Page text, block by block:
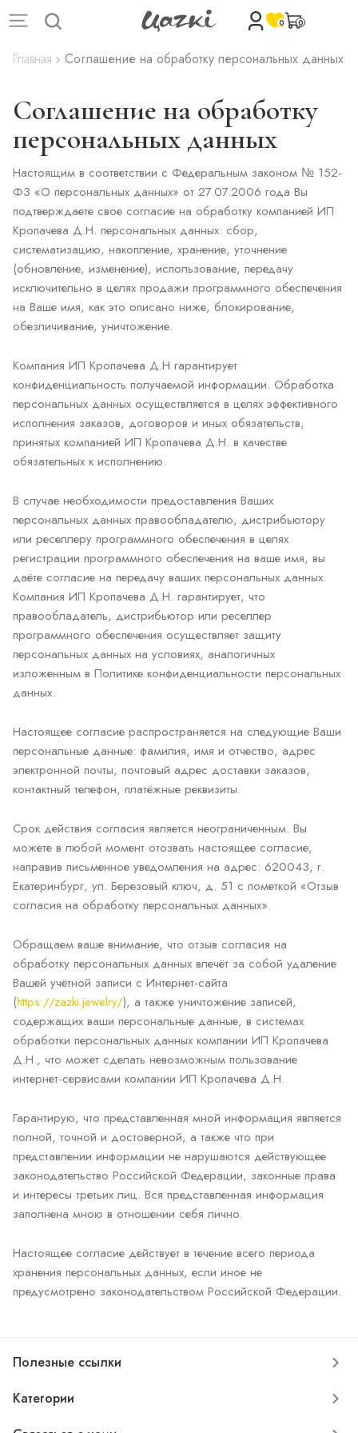
0 0
Главная Соглашение на обработку персональных данных
Соглашение на обработку
персональных данных
Настоящим в соответствии с Федеральным законом № 152-
ФЗ «О персональных данных» от 27.07.2006 года Вы
подтверждаете свое согласие на обработку компанией ИП
Кропачева Д.Н. персональных данных: сбор,
систематизацию, накопление, хранение, уточнение
(обновление, изменение), использование, передачу
исключительно в целях продажи программного обеспечения
на Ваше имя, как это описано ниже, блокирование,
обезличивание, уничтожение.
Компания ИП Кропачева Д.Н гарантирует
конфиденциальность получаемой информации. Обработка
персональных данных осуществляется в целях эффективного
исполнения заказов, договоров и иных обязательств,
принятых компанией ИП Кропачева Д.Н. в качестве
обязательных к исполнению.
В случае необходимости предоставления Ваших
персональных данных правообладателю, дистрибьютору
или реселлеру программного обеспечения в целях
регистрации программного обеспечения на ваше имя, вы
даёте согласие на передачу ваших персональных данных.
Компания ИП Кропачева Д.Н. гарантирует, что
правообладатель, дистрибьютор или реселлер
программного обеспечения осуществляет защиту
персональных данных на условиях, аналогичных
изложенным в Политике конфиденциальности персональных
данных.
Настоящее согласие распространяется на следующие Ваши
персональные данные: фамилия, имя и отчество, адрес
электронной почты, почтовый адрес доставки заказов,
контактный телефон, платёжные реквизиты.
Срок действия согласия является неограниченным. Вы
можете в любой момент отозвать настоящее согласие,
направив письменное уведомления на адрес: 620043, г.
Екатеринбург, ул. Березовый ключ, д. 51 с пометкой «Отзыв
согласия на обработку персональных данных».
Обращаем ваше внимание, что отзыв согласия на
обработку персональных данных влечёт за собой удаление
Вашей учётной записи с Интернет-сайта
(https://zazki.jewelry/), а также уничтожение записей,
содержащих ваши персональные данные, в системах
обработки персональных данных компании ИП Кропачева
Д.Н., что может сделать невозможным пользование
интернет-сервисами компании ИП Кропачева Д.Н.
Гарантирую, что представленная мной информация является
полной, точной и достоверной, а также что при
представлении информации не нарушаются действующее
законодательство Российской Федерации, законные права
и интересы третьих лиц. Вся представленная информация
заполнена мною в отношении себя лично.
Настоящее согласие действует в течение всего периода
хранения персональных данных, если иное не
предусмотрено законодательством Российской Федерации.
Полезные ссылки
Категории